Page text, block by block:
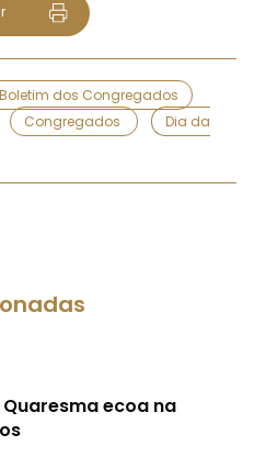
Boletim dos Congregados
Congregados
Dia da
ecoa na